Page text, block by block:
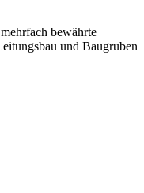
bewährte
und Baugruben